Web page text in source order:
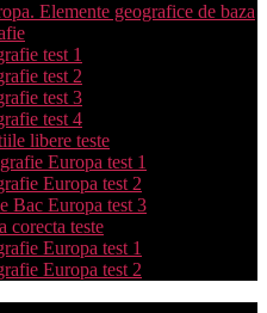
Elemente geografice de baza
test 1
test 2
test 3
test 4
libere teste
Europa test 1
Europa test 2
Bac Europa test 3
corecta teste
Europa test 1
Europa test 2